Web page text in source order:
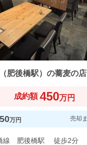
肥後橋駅）の蕎麦の
成約額 450万円
万円 売却
地下鉄四つ橋線 肥後橋駅 徒歩2分